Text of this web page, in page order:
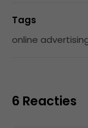
Tags
online
6 Reacties